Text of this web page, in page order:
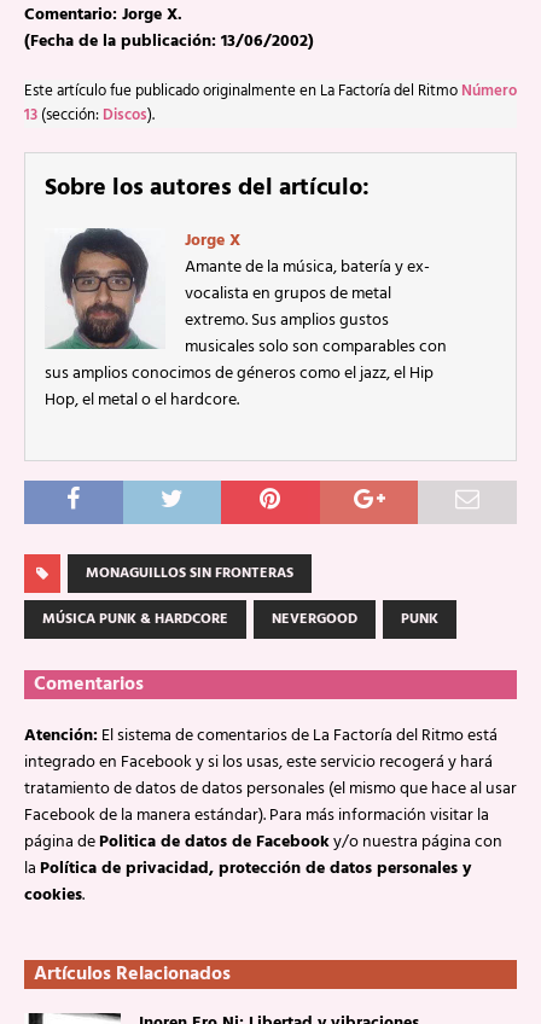
Comentario: Jorge X.
(Fecha de la publicación: 13/06/2002)
Este artículo fue publicado originalmente en La Factoría del Ritmo Número
13 (sección: Discos).
Sobre los autores del artículo:
Jorge X
Amante de la música, batería y ex-
vocalista en grupos de metal
extremo. Sus amplios gustos
musicales solo son comparables con
sus amplios conocimos de géneros como el jazz, el Hip
Hop, el metal o el hardcore.
MONAGUILLOS SIN FRONTERAS
MÚSICA PUNK & HARDCORE
NEVERGOOD PUNK
Comentarios
Atención:El sistema de comentarios de La Factoría del Ritmo está
integrado en Facebook y si los usas, este servicio recogerá y hará
tratamiento de datos de datos personales (el mismo que hace al usar
Facebook de la manera estándar). Para más información visitar la
página dePolitica de datos de Facebooky/o nuestra página con
laPolítica de privacidad, protección de datos personales y
cookies.
Artículos Relacionados